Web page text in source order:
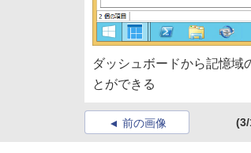
ダッシュボードから記憶
とができる
前の画像 (3/